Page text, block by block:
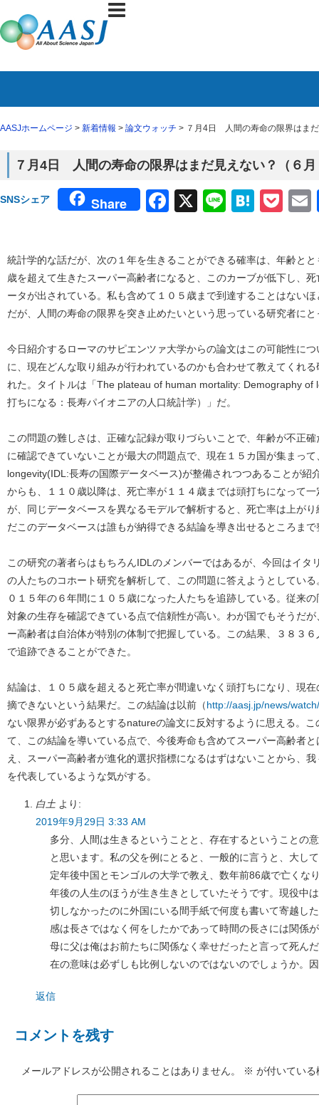
AASJホームページ > 新着情報 > 論文ウォッチ > ７月4日 人間の寿命の限界はま
７月4日 人間の寿命の限界はまだ見えない？（６
SNSシェア Share Facebook
X Line
統計学的な話だが、次の１年を生きることができる確率は、年齢と
歳を超えて生きたスーパー高齢者になると、このカーブが低下し、
ータが出されている。私も含めて１０５歳まで到達することはない
だが、人間の寿命の限界を突き止めたいという思っている研究者に
今日紹介するローマのサピエンツァ大学からの論文はこの可能性に
に、現在どんな取り組みが行われているのかも合わせて教えてくれ
れた。タイトルは「The plateau of human mortality: Demography of
打ちになる：長寿パイオニアの人口統計学）」だ。
この問題の難しさは、正確な記録が取りづらいことで、年齢が不正
に確認できていないことが最大の問題点で、現在１５カ国が集まっ
longevity(IDL:長寿の国際データベース)が整備されつつあることが紹
からも、１１０歳以降は、死亡率が１１４歳までは頭打ちになって
が、同じデータベースを異なるモデルで解析すると、死亡率は上が
だこのデータベースは誰もが納得できる結論を導き出せるところま
この研究の著者らはもちろんIDLのメンバーではあるが、今回はイタ
の人たちのコホート研究を解析して、この問題に答えようとしてい
０１５年の６年間に１０５歳になった人たちを追跡している。従来
対象の生存を確認できている点で信頼性が高い。わが国でもそうだ
ー高齢者は自治体が特別の体制で把握している。この結果、３８３
で追跡できることができた。
結論は、１０５歳を超えると死亡率が間違いなく頭打ちになり、現
摘できないという結果だ。この結論は以前（http://aasj.jp/news/
ない限界が必ずあるとするnatureの論文に反対するように思える。
て、この結論を導いている点で、今後寿命も含めてスーパー高齢者
え、スーパー高齢者が進化的選択指標になるはずはないことから、
を代表しているような気がする。
白土 より:
2019年9月29日 3:33 AM
多分、人間は生きるということと、存在するということの
と思います。私の父を例にとると、一般的に言うと、大し
定年後中国とモンゴルの大学で教え、数年前86歳で亡くな
年後の人生のほうが生き生きとしていたそうです。現役中
切しなかったのに外国にいる間手紙で何度も書いて寄越し
感は長さではなく何をしたかであって時間の長さには関係
母に父は俺はお前たちに関係なく幸せだったと言って死ん
在の意味は必ずしも比例しないのではないのでしょうか。
返信
コメントを残す
メールアドレスが公開されることはありません。 ※ が付いてい